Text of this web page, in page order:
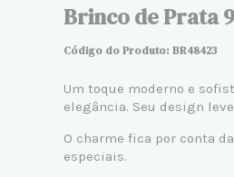
Brinco de Prata
Código do Produto: BR48423
Um toque moderno e
elegância. Seu design
O charme fica por conta
especiais.